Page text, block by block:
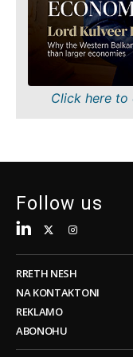
Shkencë
Minierat
Shitje me pakicë
Qëndrueshmëri
Teknologji
Opinion
pakicë
Qëndrueshmëri
Telekom
Turizëm
Insights
Intervistë
Opinion
Bota
Click here
Follow us
RRETH NESH
NA KONTAKTONI
REKLAMO
ABONOHU